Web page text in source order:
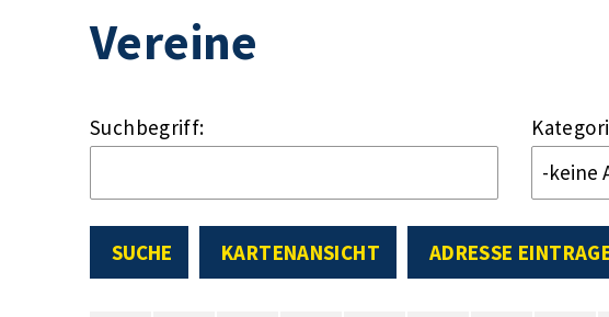
Vereine
Suchbegriff:
SUCHE ADRESSE
KARTENANSICHT